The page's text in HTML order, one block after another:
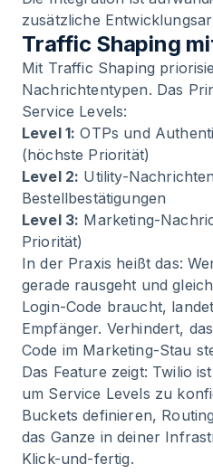
zusätzliche
Traffic Shaping
Mit Traffic Shaping
Nachrichtentypen. Das
Service Levels:
Level 1: OTPs und
(höchste Priorität)
Level 2: Utility-
Bestellbestätigungen
Level 3: Marketing-
Priorität)
In der Praxis heißt das:
gerade rausgeht und
Login-Code braucht,
Empfänger. Verhindert,
Code im Marketing-Stau
Das Feature zeigt: Twilio
um Service Levels zu
Buckets definieren,
das Ganze in deiner
Klick-und-fertig.